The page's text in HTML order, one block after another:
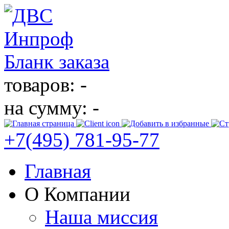
Бланк заказа
товаров: -
на сумму: -
+7(495) 781-95-77
Главная
О Компании
Наша миссия